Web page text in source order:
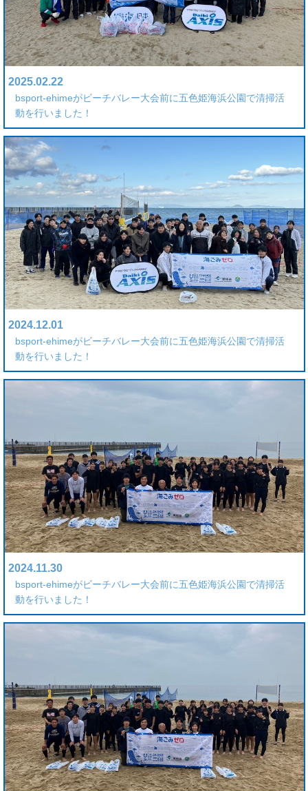
2025.02.22
bsport-ehimeがビーチバレー大会前に五色姫海浜公園で清掃活
動を行いました！
2024.12.01
bsport-ehimeがビーチバレー大会前に五色姫海浜公園で清掃活
動を行いました！
2024.11.30
bsport-ehimeがビーチバレー大会前に五色姫海浜公園で清掃活
動を行いました！